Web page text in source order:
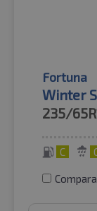
Fortuna
Winter
235/
C